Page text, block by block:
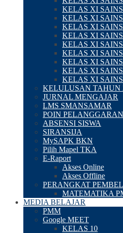
KELAS XI
KELAS XI
KELAS XI
KELAS XI
KELAS XI
KELAS XI
KELAS XI
KELAS XI
KELAS XI
KELULUSAN TAHUN
JURNAL MENGAJAR
LMS SMANSAMAR
POIN PELANGGARAN
ABSENSI SISWA
SIRANSIJA
MySAPK BKN
Pilih Mapel TKA
E-Raport
Akses Online
Akses Offline
PERANGKAT
MATEMATIKA
MEDIA BELAJAR
PMM
Google MEET
KELAS 10